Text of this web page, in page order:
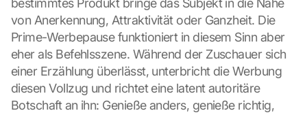
bestimmtes Produkt bringe das Subjekt in die Nähe
von Anerkennung, Attraktivität oder Ganzheit. Die
Prime-Werbepause funktioniert in diesem Sinn aber
eher als Befehlsszene. Während der Zuschauer sich
einer Erzählung überlässt, unterbricht die Werbung
diesen Vollzug und richtet eine latent autoritäre
Botschaft an ihn: Genieße anders, genieße richtig,